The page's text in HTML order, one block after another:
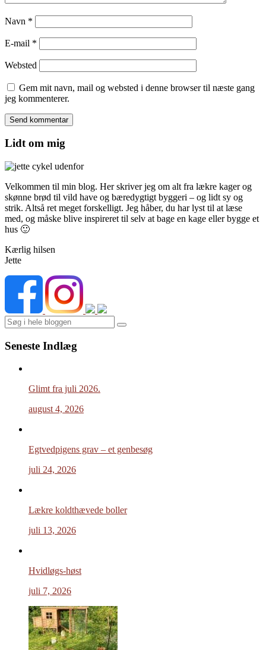
Navn *
E-mail *
Websted
Gem mit navn, mail og websted i denne browser til næste gang
jeg kommenterer.
Lidt om mig
Velkommen til min blog. Her skriver jeg om alt fra lækre kager og
skønne brød til vild have og bæredygtigt byggeri – og lidt sy og
strik. Altså ret meget forskelligt. Jeg håber, du har lyst til at læse
med, og måske blive inspireret til selv at bage en kage eller bygge et
hus 🙂
Kærlig hilsen
Jette
Search
Seneste Indlæg
Glimt fra juli 2026.
august 4, 2026
Egtvedpigens grav – et genbesøg
juli 24, 2026
Lækre koldthævede boller
juli 13, 2026
Hvidløgs-høst
juli 7, 2026